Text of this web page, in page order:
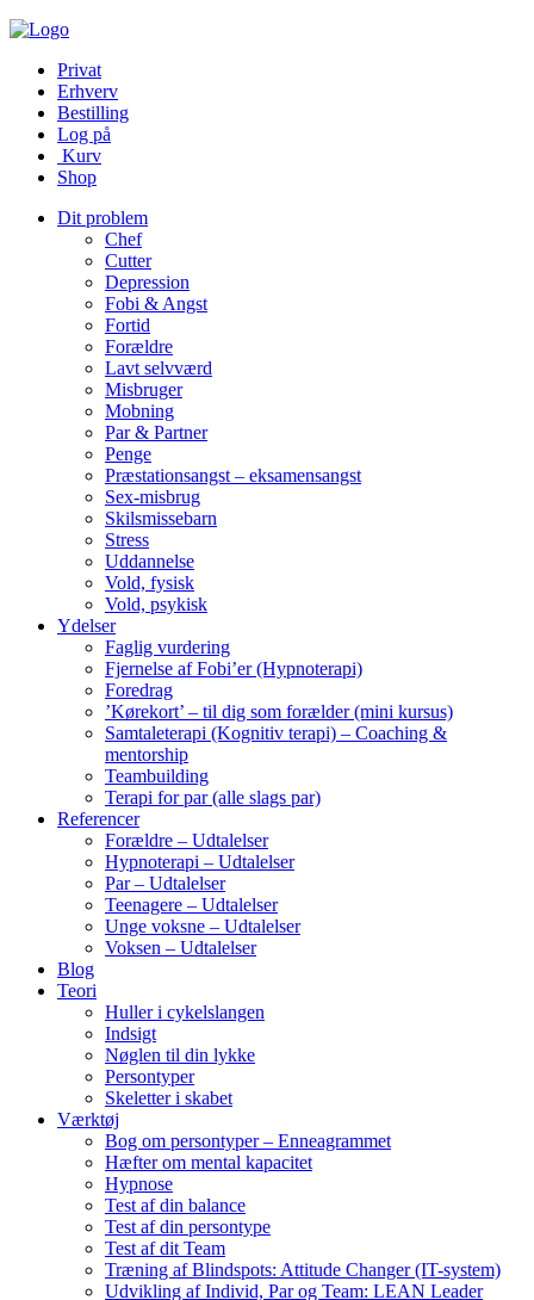
Privat
Erhverv
Bestilling
Log på
Kurv
Shop
Dit problem
Chef
Cutter
Depression
Fobi & Angst
Fortid
Forældre
Lavt selvværd
Misbruger
Mobning
Par & Partner
Penge
Præstationsangst – eksamensangst
Sex-misbrug
Skilsmissebarn
Stress
Uddannelse
Vold, fysisk
Vold, psykisk
Ydelser
Faglig vurdering
Fjernelse af Fobi’er (Hypnoterapi)
Foredrag
’Kørekort’ – til dig som forælder (mini kursus)
Samtaleterapi (Kognitiv terapi) – Coaching &
mentorship
Teambuilding
Terapi for par (alle slags par)
Referencer
Forældre – Udtalelser
Hypnoterapi – Udtalelser
Par – Udtalelser
Teenagere – Udtalelser
Unge voksne – Udtalelser
Voksen – Udtalelser
Blog
Teori
Huller i cykelslangen
Indsigt
Nøglen til din lykke
Persontyper
Skeletter i skabet
Værktøj
Bog om persontyper – Enneagrammet
Hæfter om mental kapacitet
Hypnose
Test af din balance
Test af din persontype
Test af dit Team
Træning af Blindspots: Attitude Changer (IT-system)
Udvikling af Individ, Par og Team: LEAN Leader